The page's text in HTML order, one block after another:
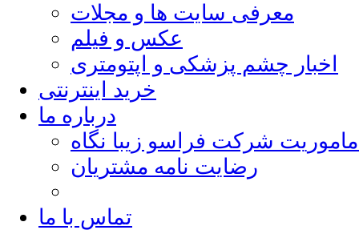
معرفی سایت ها و مجلات
عکس و فیلم
اخبار چشم پزشکی و اپتومتری
خرید اینترنتی
درباره ما
شرکت فراسو زیبا نگاه
رضایت نامه مشتریان
تماس با ما